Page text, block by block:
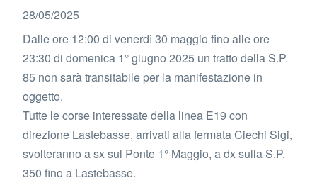
28/05/2025
Dalle ore 12:00 di venerdì 30 maggio fino alle ore
23:30 di domenica 1° giugno 2025 un tratto della S.P.
85 non sarà transitabile per la manifestazione in
oggetto.
Tutte le corse interessate della linea E19 con
direzione Lastebasse, arrivati alla fermata Ciechi Sigi,
svolteranno a sx sul Ponte 1° Maggio, a dx sulla S.P.
350 fino a Lastebasse.